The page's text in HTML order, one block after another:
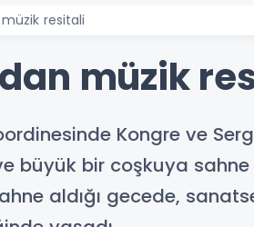
resitali
müzik
Kongre ve
büyük bir coşkuya sahne
aldığı gecede,